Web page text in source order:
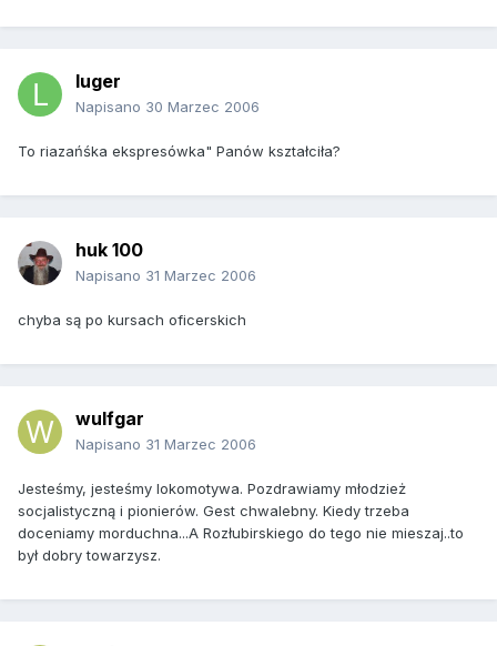
luger
Napisano 30 Marzec 2006
To riazańśka ekspresówka" Panów kształciła?
huk 100
Napisano 31 Marzec 2006
chyba są po kursach oficerskich
wulfgar
Napisano 31 Marzec 2006
Jesteśmy, jesteśmy lokomotywa. Pozdrawiamy młodzież
socjalistyczną i pionierów. Gest chwalebny. Kiedy trzeba
doceniamy morduchna...A Rozłubirskiego do tego nie mieszaj..to
był dobry towarzysz.